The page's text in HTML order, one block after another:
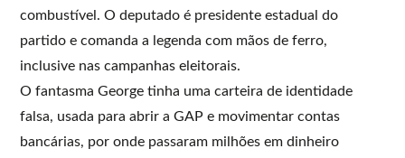
combustível. O deputado é presidente estadual do
partido e comanda a legenda com mãos de ferro,
inclusive nas campanhas eleitorais.
O fantasma George tinha uma carteira de identidade
falsa, usada para abrir a GAP e movimentar contas
bancárias, por onde passaram milhões em dinheiro